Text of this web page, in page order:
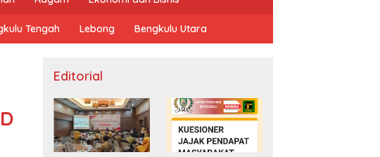
Tengah Lebong Bengkulu Utara
Editorial